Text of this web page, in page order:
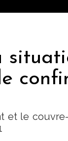
et le